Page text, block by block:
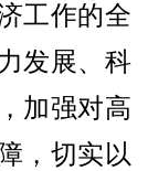
工作的全
发展、科
加强对高
，切实以